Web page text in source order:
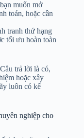
muốn mở
toán, hoặc cần
tranh thứ hạng
tối ưu hoàn toàn
trả lời là có,
hoặc xây
luôn có kế
nghiệp cho